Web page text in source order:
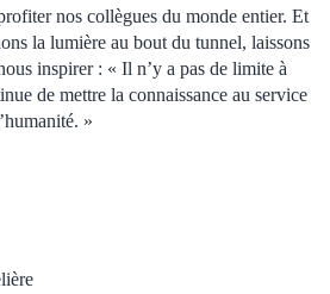
nos collègues du monde entier. Et
la lumière au bout du tunnel, laissons
inspirer : « Il n’y a pas de limite à
de mettre la connaissance au service
»